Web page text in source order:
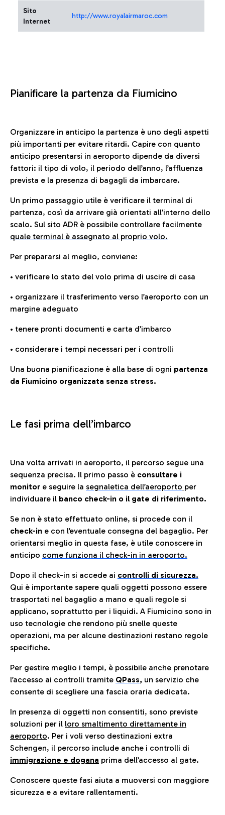
Sito
Internet
http://www.royalairmaroc.com
Pianificare la partenza da Fiumicino
Organizzare in anticipo la partenza è uno degli aspetti
più importanti per evitare ritardi. Capire con quanto
anticipo presentarsi in aeroporto dipende da diversi
fattori: il tipo di volo, il periodo dell’anno, l’affluenza
prevista e la presenza di bagagli da imbarcare.
Un primo passaggio utile è verificare il terminal di
partenza, così da arrivare già orientati all’interno dello
scalo. Sul sito ADR è possibile controllare facilmente
quale terminal è assegnato al proprio volo.
Per prepararsi al meglio, conviene:
• verificare lo stato del volo prima di uscire di casa
• organizzare il trasferimento verso l’aeroporto con un
margine adeguato
• tenere pronti documenti e carta d’imbarco
• considerare i tempi necessari per i controlli
Una buona pianificazione è alla base di ogni partenza
da Fiumicino organizzata senza stress.
Le fasi prima dell’imbarco
Una volta arrivati in aeroporto, il percorso segue una
sequenza precisa. Il primo passo è consultare i
monitor e seguire la segnaletica dell’aeroporto per
individuare il banco check-in o il gate di riferimento.
Se non è stato effettuato online, si procede con il
check-in e con l’eventuale consegna del bagaglio. Per
orientarsi meglio in questa fase, è utile conoscere in
anticipo come funziona il check-in in aeroporto.
Dopo il check-in si accede ai controlli di sicurezza.
Qui è importante sapere quali oggetti possono essere
trasportati nel bagaglio a mano e quali regole si
applicano, soprattutto per i liquidi. A Fiumicino sono in
uso tecnologie che rendono più snelle queste
operazioni, ma per alcune destinazioni restano regole
specifiche.
Per gestire meglio i tempi, è possibile anche prenotare
l’accesso ai controlli tramite QPass, un servizio che
consente di scegliere una fascia oraria dedicata.
In presenza di oggetti non consentiti, sono previste
soluzioni per il loro smaltimento direttamente in
aeroporto. Per i voli verso destinazioni extra
Schengen, il percorso include anche i controlli di
immigrazione e dogana prima dell’accesso al gate.
Conoscere queste fasi aiuta a muoversi con maggiore
sicurezza e a evitare rallentamenti.